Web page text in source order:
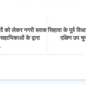
tter atsa
सिहावा के पूर्व
दक्षिण उप
को लेकर नगरी ब्लाक
के द्वारा